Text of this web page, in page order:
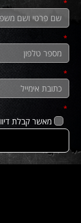
מאשר קבלת